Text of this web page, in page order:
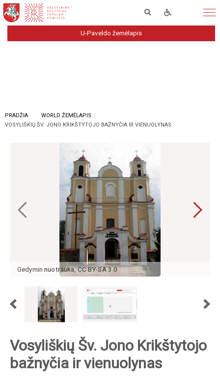
U-Paveldo žemėlapis
PRADŽIA
WORLD ŽEMĖLAPIS
VOSYLIŠKIŲ ŠV. JONO KRIKŠTYTOJO BAŽNYČIA IR VIENUOLYNAS
Gedyminnuotrauka,CC BY-SA 3.0
Vosyliškių Šv. Jono Krikštytojo
bažnyčia ir vienuolynas